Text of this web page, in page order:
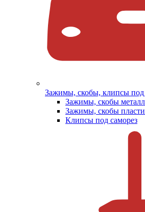
Зажимы, скобы, клипсы под
Зажимы, скобы
Зажимы, скобы
Клипсы под саморез